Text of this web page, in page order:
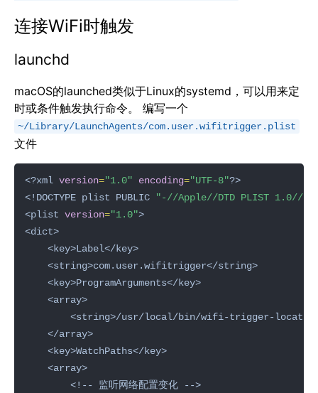
连接WiFi时触发
launchd
macOS的launched类似于Linux的systemd，可以用来定
时或条件触发执行命令。 编写一个
~/Library/LaunchAgents/com.user.wifitrigger.plist
文件
<?xml version="1.0" encoding="UTF-8"
<!DOCTYPE plist PUBLIC
"-//Apple//DTD PLIST 1.0//
<plist version="1.0"